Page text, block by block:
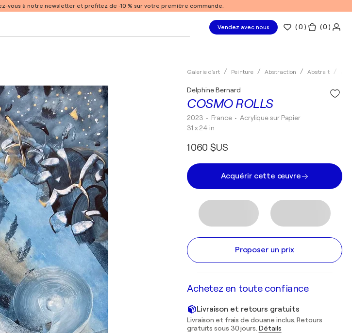
vous à notre newsletter et profitez de -10 % sur votre première commande.
Vendez avec nous (0 ) ( 0 )
Galerie d'art Peinture Abstraction Abstrait
COSMO ROLLS
Delphine Bernard
2023 • France •Acrylique sur Papier
31 x 24 in
1 060 $US
Acquérir cette œuvre
Proposer un prix
Achetez en toute confiance
Livraison et retours gratuits
Livraison et frais de douane inclus. Retours
gratuits sous 30 jours. Détails